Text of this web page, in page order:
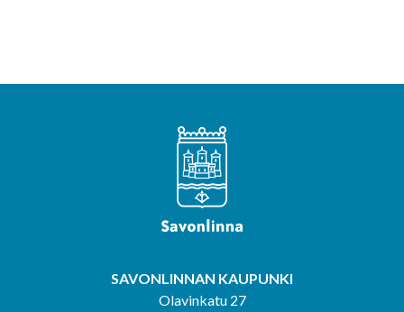
SAVONLINNAN KAUPUNKI
Olavinkatu 27